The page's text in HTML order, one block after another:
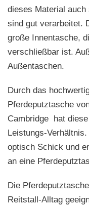
dieses Material
sind gut verarbeitet.
große Innentasche,
verschließbar ist.
Außentaschen.
Durch das
Pferdeputztasche
Cambridge hat
Leistungs-
optisch Schick und
an eine
Die
Reitstall-Alltag